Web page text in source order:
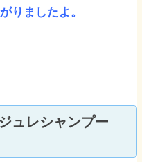
りましたよ。
ュレシャンプー